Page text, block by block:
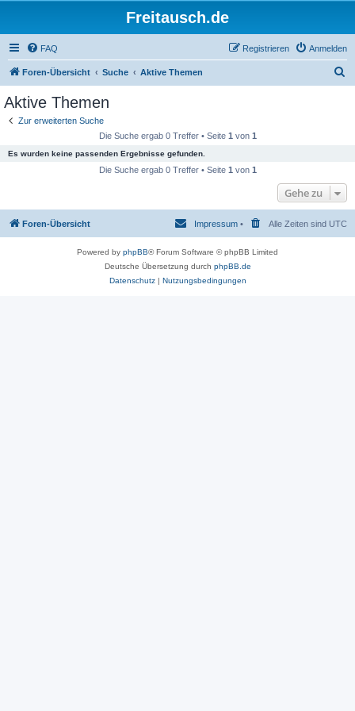
Freitausch.de
FAQ Anmelden
Registrieren
Foren-Übersicht Suche Aktive Themen
Aktive Themen
Zur erweiterten Suche
Die Suche ergab 0 Treffer • Seite 1 von 1
Es wurden keine passenden Ergebnisse gefunden.
Die Suche ergab 0 Treffer • Seite 1 von 1
Gehe zu
Foren-Übersicht Alle Zeiten sind UTC
Impressum •
Powered by phpBB® Forum Software © phpBB Limited
Deutsche Übersetzung durch phpBB.de
Datenschutz| Nutzungsbedingungen